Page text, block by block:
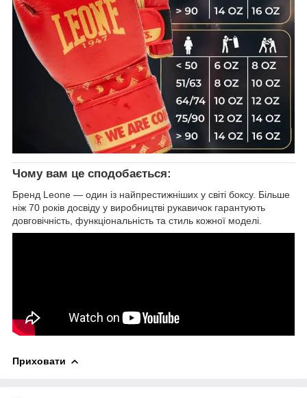
Чому вам це сподобається:
Бренд Leone — один із найпрестижніших у світі боксу. Більше
ніж 70 років досвіду у виробництві рукавичок гарантують
довговічність, функціональність та стиль кожної моделі.
Приховати